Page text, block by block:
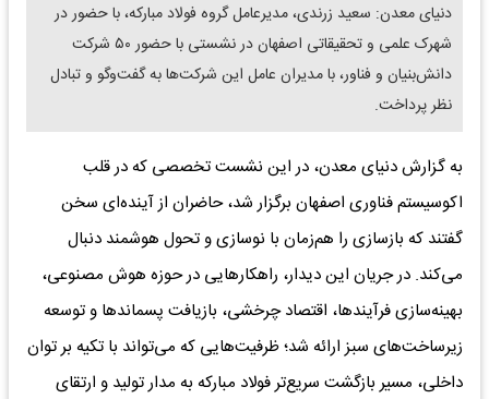
دنیای معدن: سعید زرندی، مدیرعامل گروه فولاد مبارکه، با حضور در
شهرک علمی و تحقیقاتی اصفهان در نشستی با حضور ۵۰ شرکت
دانش‌بنیان و فناور، با مدیران عامل این شرکت‌ها به گفت‌وگو و تبادل
نظر پرداخت.
به گزارش دنیای معدن، در این نشست تخصصی که در قلب
اکوسیستم فناوری اصفهان برگزار شد، حاضران از آینده‌ای سخن
گفتند که بازسازی را هم‌زمان با نوسازی و تحول هوشمند دنبال
می‌کند. در جریان این دیدار، راهکارهایی در حوزه هوش مصنوعی،
بهینه‌سازی فرآیندها، اقتصاد چرخشی، بازیافت پسماندها و توسعه
زیرساخت‌های سبز ارائه شد؛ ظرفیت‌هایی که می‌تواند با تکیه بر توان
داخلی، مسیر بازگشت سریع‌تر فولاد مبارکه به مدار تولید و ارتقای